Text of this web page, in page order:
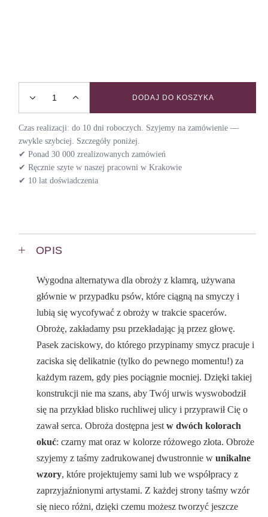
Obroża półzaciskowa PSYCHO FOREST / DAY quantity
DODAJ DO KOSZYKA
Czas realizacji: do 10 dni roboczych. Szyjemy na zamówienie —
zwykle szybciej. Szczegóły poniżej.
✔ Ponad 30 000 zrealizowanych zamówień
✔ Ręcznie szyte w naszej pracowni w Krakowie
✔ 10 lat doświadczenia
OPIS
Wygodna alternatywa dla obroży z klamrą, używana
głównie w przypadku psów, które ciągną na smyczy i
lubią się wycofywać z obroży w trakcie spacerów.
Obrożę, zakładamy psu przekładając ją przez głowę.
Pasek zaciskowy, do którego przypinamy smycz pracuje i
zaciska się delikatnie (tylko do pewnego momentu!) za
każdym razem, gdy pies pociągnie mocniej. Dzięki takiej
konstrukcji nie ma szans, aby Twój urwis wyswobodził
się na przykład blisko ruchliwej ulicy i przyprawił Cię o
zawał serca. Obroża dostępna jestw dwóch kolorach
okuć: czarny mat oraz w kolorze różowego złota. Obroże
szyjemy z taśmy zadrukowanej dwustronnie wunikalne
wzory, które projektujemy sami lub we współpracy z
zaprzyjaźnionymi artystami. Z każdej strony taśmy wzór
się nieco różni, dzięki czemu możesz tworzyć jeszcze